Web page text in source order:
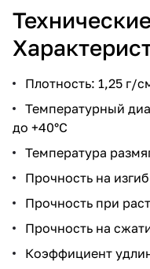
Плотность: 1,25 г/
Температурный
до +40°C
Температура
Прочность на
Прочность при
Прочность на
Коэффициент